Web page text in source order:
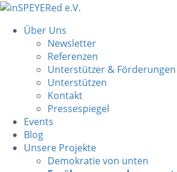
Über Uns
Newsletter
Referenzen
Unterstützer & Förderungen
Unterstützen
Kontakt
Pressespiegel
Events
Blog
Unsere Projekte
Demokratie von unten